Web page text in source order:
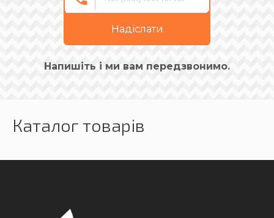
Надіслати
Напишіть і ми вам передзвонимо.
Каталог товарів